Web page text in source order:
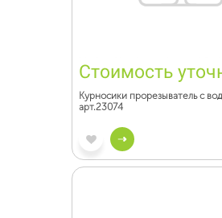
Стоимость
Курносики прорезыватель с
арт.23074